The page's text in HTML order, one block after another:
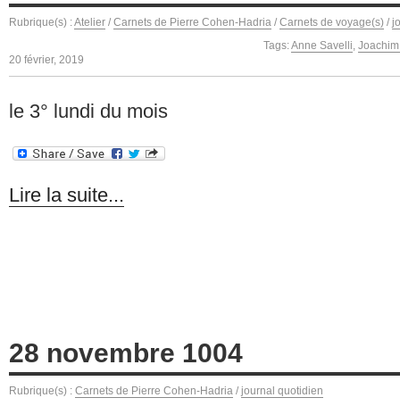
Rubrique(s) :Atelier / Carnets de Pierre Cohen-Hadria / Carnets de voyage(s) /
Tags:Anne Savelli
20 février, 2019
le 3° lundi du mois
Lire la suite...
28 novembre 1004
Rubrique(s) : Carnets de Pierre Cohen-Hadria / journal quotidien